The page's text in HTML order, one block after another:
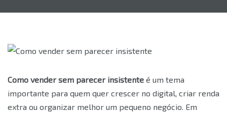
Como vender sem parecer insistente é um tema
importante para quem quer crescer no digital, criar renda
extra ou organizar melhor um pequeno negócio. Em